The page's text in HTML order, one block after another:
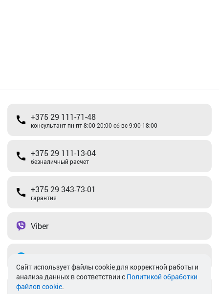
+375 29 111-71-48
консультант пн-пт 8:00-20:00 сб-вс 9:00-18:00
+375 29 111-13-04
безналичный расчет
+375 29 343-73-01
гарантия
Viber
info@akkamulik.by
Cайт использует файлы cookie для корректной работы и
анализа данных в соответствии с Политикой обработки
файлов cookie.